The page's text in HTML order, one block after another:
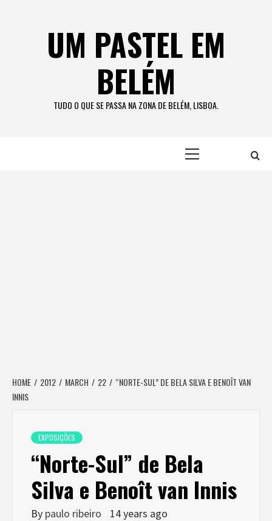
UM PASTEL EM
BELÉM
TUDO O QUE SE PASSA NA ZONA DE BELÉM, LISBOA.
HOME 2012 MARCH 22
“NORTE-SUL” DE BELA SILVA E BENOÎT VAN
INNIS
EXPOSIÇÕES
“Norte-Sul” de Bela
Silva e Benoît van Innis
By paulo ribeiro 14 years ago